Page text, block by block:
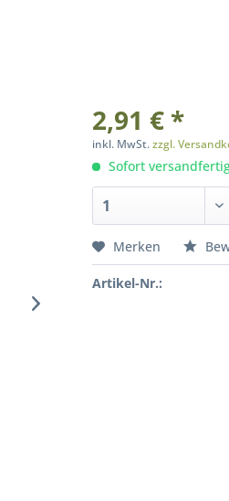
2,91 € *
inkl. MwSt.zzgl.
Sofort
Merken
Artikel-Nr.: